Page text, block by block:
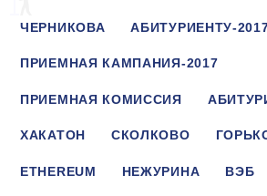
ЧЕРНИКОВА АБИТУРИЕНТУ-
ПРИЕМНАЯ КАМПАНИЯ-2017
ПРИЕМНАЯ КОМИССИЯ
ХАКАТОН СКОЛКОВО
ETHEREUM НЕЖУРИНА ВЭБ